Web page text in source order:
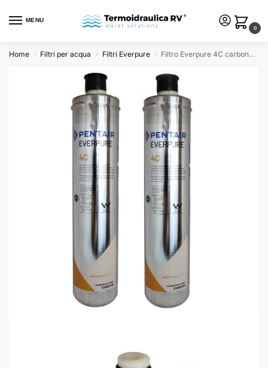
MENU
0
Home / Filtri per acqua / Filtri Everpure / Filtro Everpure 4C carbone attivo 0,5 micron – Confezione da 2 pezzi